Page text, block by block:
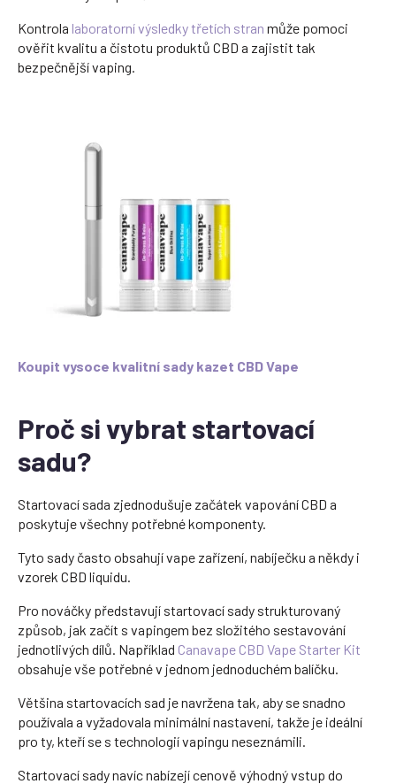
Kontrola laboratorní výsledky třetích stran může pomoci
ověřit kvalitu a čistotu produktů CBD a zajistit tak
bezpečnější vaping.
Koupit vysoce kvalitní sady kazet CBD Vape
Proč si vybrat startovací
sadu?
Startovací sada zjednodušuje začátek vapování CBD a
poskytuje všechny potřebné komponenty.
Tyto sady často obsahují vape zařízení, nabíječku a někdy i
vzorek CBD liquidu.
Pro nováčky představují startovací sady strukturovaný
způsob, jak začít s vapingem bez složitého sestavování
jednotlivých dílů. Například Canavape CBD Vape Starter Kit
obsahuje vše potřebné v jednom jednoduchém balíčku.
Většina startovacích sad je navržena tak, aby se snadno
používala a vyžadovala minimální nastavení, takže je ideální
pro ty, kteří se s technologií vapingu neseznámili.
Startovací sady navíc nabízejí cenově výhodný vstup do